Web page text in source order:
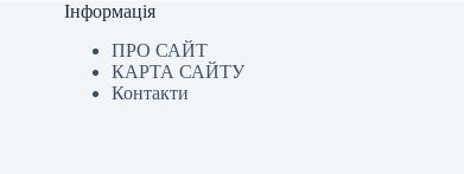
Інформація
ПРО САЙТ
КАРТА САЙТУ
Контакти